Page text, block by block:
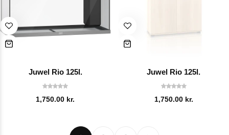
Juwel Rio 125l.
1,750.00 kr.
Juwel Rio 125l.
1,750.00 kr.